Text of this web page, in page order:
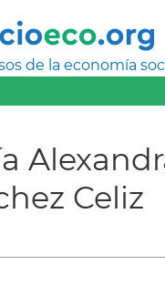
de la economía
Celiz